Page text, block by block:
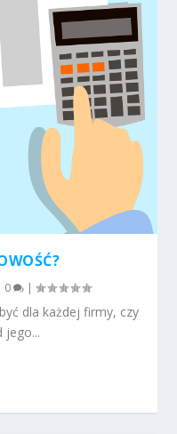
0 |
dla każdej firmy, czy
jego...